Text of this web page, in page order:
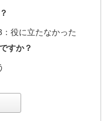
：役に立たなかった
すか？